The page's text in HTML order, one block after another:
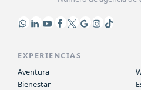
EXPERIENCIAS
Aventura
Bienestar